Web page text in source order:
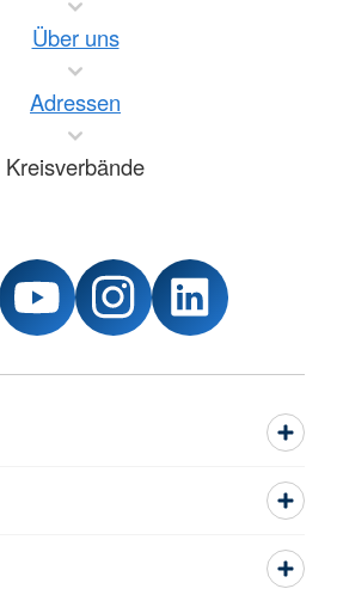
Über uns
Adressen
Kreisverbände